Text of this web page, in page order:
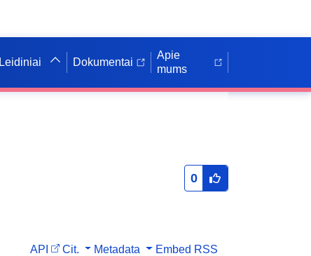
Leidiniai Dokumentai
Apie
mums
0
API Cit. Metadata Embed RSS